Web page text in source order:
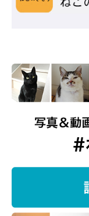
1軒でも増えたらい